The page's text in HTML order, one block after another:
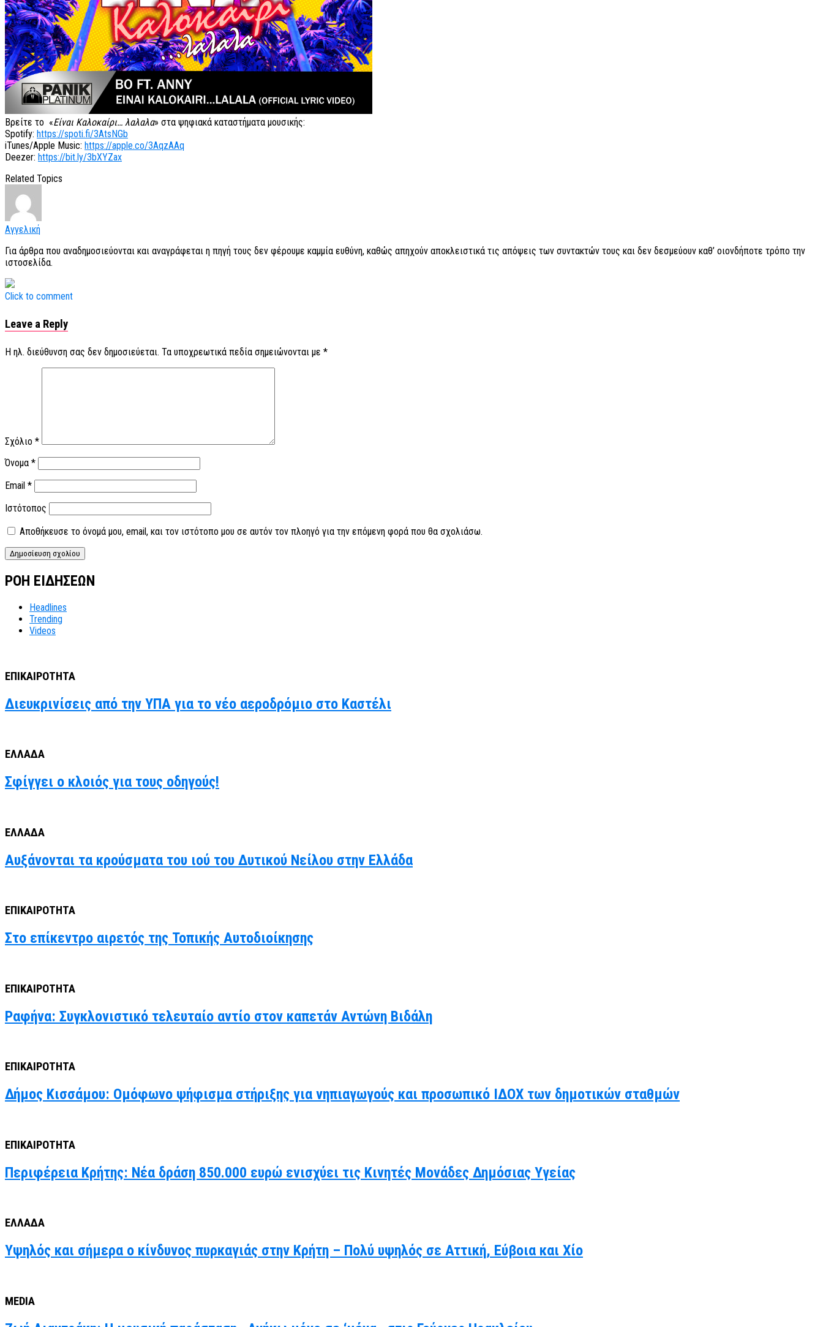
Βρείτε το «Είναι Καλοκαίρι… λαλαλα» στα ψηφιακά καταστήματα μουσικής:
Spotify: https://spoti.fi/3AtsNGb
iTunes/Apple Music: https://apple.co/3AqzAAq
Deezer: https://bit.ly/3bXYZax
Related Topics
Αγγελική
Για άρθρα που αναδημοσιεύονται και αναγράφεται η πηγή τους δεν φέρουμε καμμία ευθύνη, καθώς απηχούν αποκλειστικά τις απόψεις των συντακτών τους και δεν δεσμεύουν καθ’ οιονδήποτε τρόπο την
ιστοσελίδα.
Click to comment
Leave a Reply
Η ηλ. διεύθυνση σας δεν δημοσιεύεται. Τα υποχρεωτικά πεδία σημειώνονται με *
Σχόλιο *
Όνομα *
Email *
Ιστότοπος
Αποθήκευσε το όνομά μου, email, και τον ιστότοπο μου σε αυτόν τον πλοηγό για την επόμενη φορά που θα σχολιάσω.
ΡΟΗ ΕΙΔΗΣΕΩΝ
Headlines
Trending
Videos
ΕΠΙΚΑΙΡΟΤΗΤΑ
Διευκρινίσεις από την ΥΠΑ για το νέο αεροδρόμιο στο Καστέλι
ΕΛΛΑΔΑ
Σφίγγει ο κλοιός για τους οδηγούς!
ΕΛΛΑΔΑ
Αυξάνονται τα κρούσματα του ιού του Δυτικού Νείλου στην Ελλάδα
ΕΠΙΚΑΙΡΟΤΗΤΑ
Στο επίκεντρο αιρετός της Τοπικής Αυτοδιοίκησης
ΕΠΙΚΑΙΡΟΤΗΤΑ
Ραφήνα: Συγκλονιστικό τελευταίο αντίο στον καπετάν Αντώνη Βιδάλη
ΕΠΙΚΑΙΡΟΤΗΤΑ
Δήμος Κισσάμου: Ομόφωνο ψήφισμα στήριξης για νηπιαγωγούς και προσωπικό ΙΔΟΧ των δημοτικών σταθμών
ΕΠΙΚΑΙΡΟΤΗΤΑ
Περιφέρεια Κρήτης: Νέα δράση 850.000 ευρώ ενισχύει τις Κινητές Μονάδες Δημόσιας Υγείας
ΕΛΛΑΔΑ
Υψηλός και σήμερα ο κίνδυνος πυρκαγιάς στην Κρήτη – Πολύ υψηλός σε Αττική, Εύβοια και Χίο
MEDIA